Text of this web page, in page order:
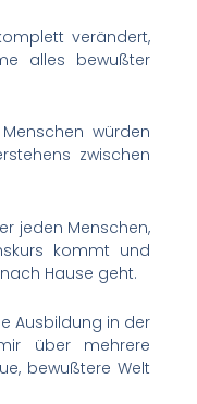
verändert,
alles bewußter
würden
zwischen
jeden Menschen,
kommt und
Hause geht.
Ausbildung in der
über mehrere
bewußtere Welt